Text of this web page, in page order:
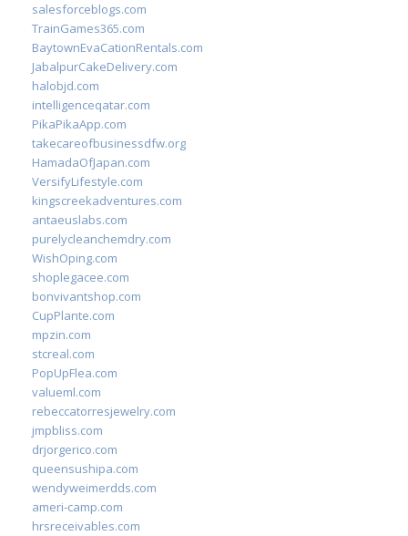
salesforceblogs.com
TrainGames365.com
BaytownEvaCationRentals.com
JabalpurCakeDelivery.com
halobjd.com
intelligenceqatar.com
PikaPikaApp.com
takecareofbusinessdfw.org
HamadaOfJapan.com
VersifyLifestyle.com
kingscreekadventures.com
antaeuslabs.com
purelycleanchemdry.com
WishOping.com
shoplegacee.com
bonvivantshop.com
CupPlante.com
mpzin.com
stcreal.com
PopUpFlea.com
valueml.com
rebeccatorresjewelry.com
jmpbliss.com
drjorgerico.com
queensushipa.com
wendyweimerdds.com
ameri-camp.com
hrsreceivables.com